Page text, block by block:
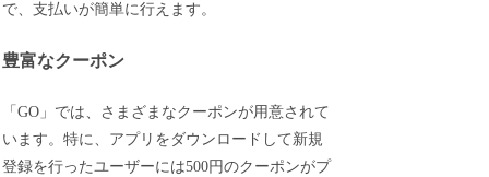
で、支払いが簡単に行えます。
豊富なクーポン
「GO」では、さまざまなクーポンが用意されて
います。特に、アプリをダウンロードして新規
登録を行ったユーザーには500円のクーポンがプ